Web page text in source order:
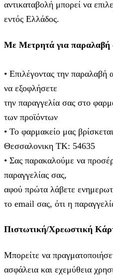
αντικαταβολή μπορεί να
εντός Ελλάδος.
Με Μετρητά για παραλαβή
• Επιλέγοντας την παραλαβή
να εξοφλήσετε
την παραγγελία σας στο
των προϊόντων
• Το φαρμακείο μας
Θεσσαλονικη ΤΚ: 54635
• Σας παρακαλούμε να
παραγγελίας σας,
αφού πρώτα λάβετε
το email σας, ότι η
Πιστωτική/Χρεωστική
Μπορείτε να
ασφάλεια και εχεμύθεια